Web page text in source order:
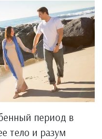
период в
тело и разум